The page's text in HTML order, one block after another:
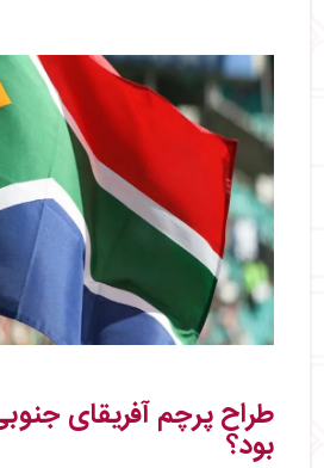
طراح پرچم آفریقای
بود؟